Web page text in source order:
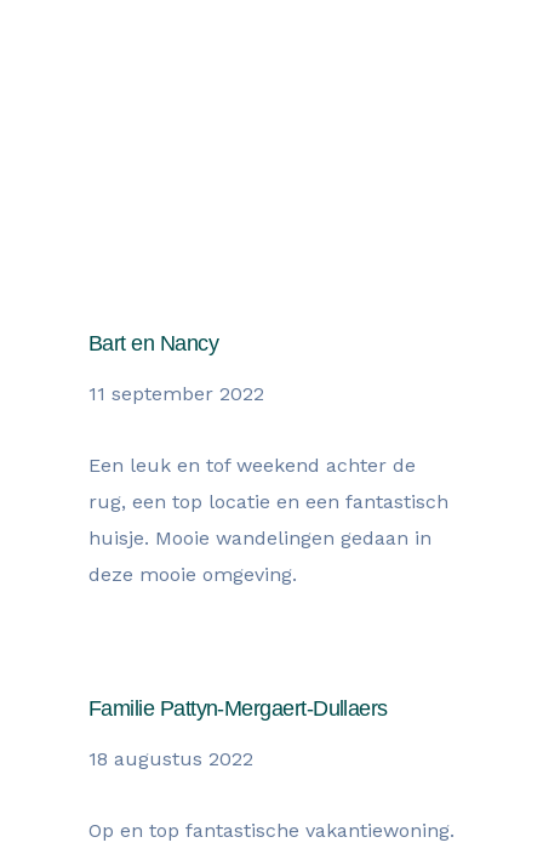
Bart en Nancy
11 september 2022
Een leuk en tof weekend achter de
rug, een top locatie en een fantastisch
huisje. Mooie wandelingen gedaan in
deze mooie omgeving.
Familie Pattyn-Mergaert-Dullaers
18 augustus 2022
Op en top fantastische vakantiewoning.